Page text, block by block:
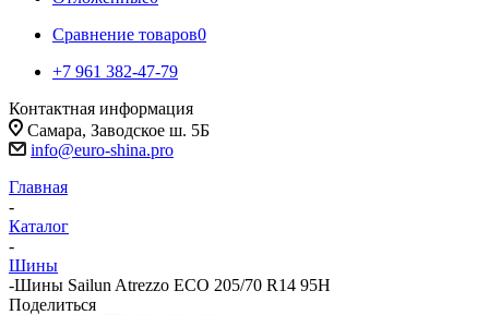
Сравнение товаров0
+7 961 382-47-79
Контактная информация
Самара, Заводское ш. 5Б
info@euro-shina.pro
Главная
-
Каталог
-
Шины
-Шины Sailun Atrezzo ECO 205/70 R14 95H
Поделиться